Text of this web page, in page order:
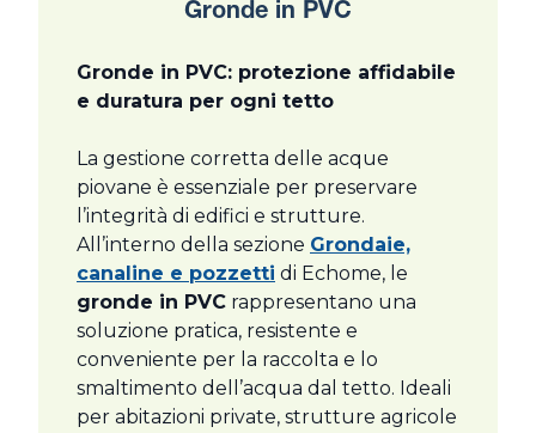
Gronde in PVC
Gronde in PVC: protezione affidabile
e duratura per ogni tetto
La gestione corretta delle acque
piovane è essenziale per preservare
l’integrità di edifici e strutture.
All’interno della sezione Grondaie,
canaline e pozzetti di Echome, le
gronde in PVC rappresentano una
soluzione pratica, resistente e
conveniente per la raccolta e lo
smaltimento dell’acqua dal tetto. Ideali
per abitazioni private, strutture agricole